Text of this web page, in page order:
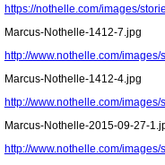
https://nothelle.com/images/
Marcus-Nothelle-1412-7.jpg
http://www.nothelle.com/
Marcus-Nothelle-1412-4.jpg
http://www.nothelle.com/
Marcus-Nothelle-2015-09-27-
http://www.nothelle.com/